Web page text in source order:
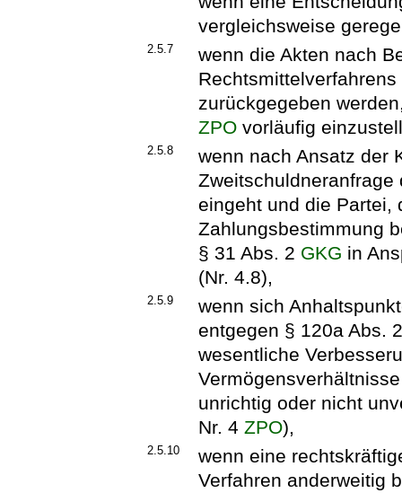
vergleichsweise
2.5.7
wenn die Akten nach
zurückgegeben
ZPO vorläufig
2.5.8
wenn nach Ansatz der
eingeht und die Partei,
Zahlungsbestimmung
§ 31 Abs. 2 GKG in
(Nr. 4.8),
2.5.9
wenn sich
entgegen § 120a Abs.
wesentliche
unrichtig oder nicht
Nr. 4ZPO),
2.5.10
wenn eine
Verfahren anderweitig